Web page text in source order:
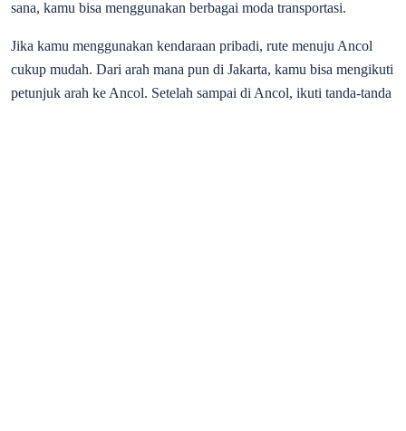
sana, kamu bisa menggunakan berbagai moda transportasi.
Jika kamu menggunakan kendaraan pribadi, rute menuju Ancol
cukup mudah. Dari arah mana pun di Jakarta, kamu bisa mengikuti
petunjuk arah ke Ancol. Setelah sampai di Ancol, ikuti tanda-tanda